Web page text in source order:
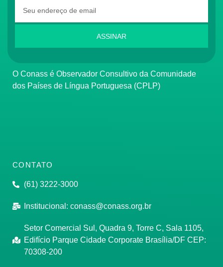
ASSINAR
O Conass é Observador Consultivo da Comunidade
dos Países de Língua Portuguesa (CPLP)
CONTATO
(61) 3222-3000
Institucional: conass@conass.org.br
Setor Comercial Sul, Quadra 9, Torre C, Sala 1105,
Edifício Parque Cidade Corporate Brasília/DF CEP:
70308-200